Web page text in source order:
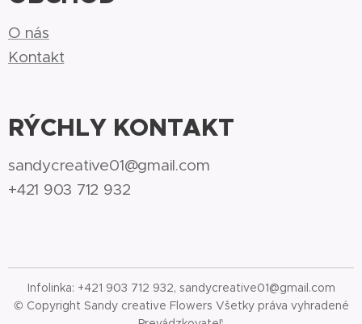
O nás
Kontakt
RÝCHLY KONTAKT
sandycreative01@gmail.com
+421 903 712 932
Infolinka: +421 903 712 932, sandycreative01@gmail.com
© Copyright Sandy creative Flowers Všetky práva vyhradené